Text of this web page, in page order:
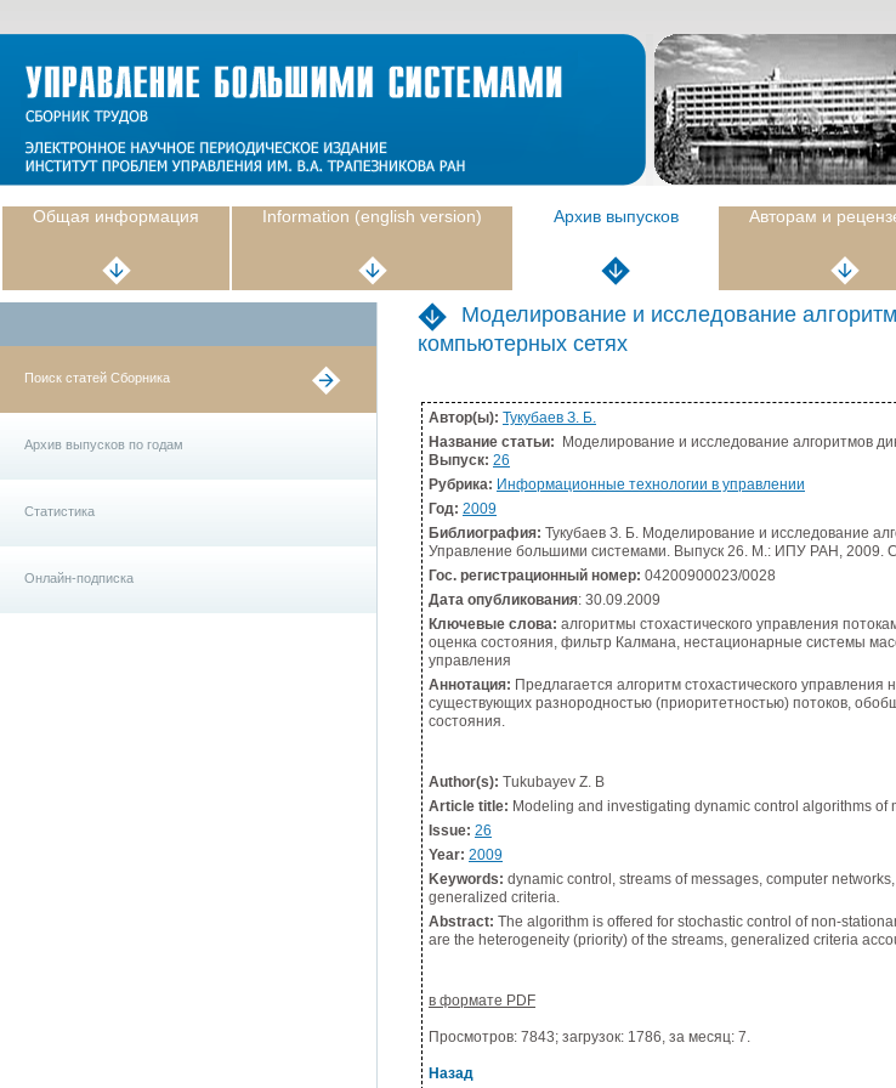
Общая информация Information (english version) Архив выпусков Авторам и
Поиск статей Сборника
Архив выпусков по годам
Статистика
Онлайн-подписка
Моделирование и исследование
компьютерных сетях
Автор(ы): Тукубаев З. Б.
Название статьи: Моделирование и исследование алгоритмов
Выпуск: 26
Рубрика: Информационные технологии в управлении
Год: 2009
Библиография: Тукубаев З. Б. Моделирование и исследование
Управление большими системами. Выпуск 26. М.: ИПУ РАН, 2009.
Гос. регистрационный номер: 04200900023/0028
Дата опубликования: 30.09.2009
Ключевые слова: алгоритмы стохастического управления
оценка сос­то­я­ния, фильтр Калмана, нестационарные системы
управления
Аннотация: Предлагается алгоритм стохастического
существующих разнородностью (приоритетностью) потоков,
состояния.
Author(s): Tukubayev Z. B
Article title: Modeling and investigating dynamic control algorithms of
Issue: 26
Year: 2009
Keywords: dynamic control, streams of messages, computer
generalized criteria.
Abstract: The algorithm is offered for stochastic control of non-
are the heterogeneity (priority) of the streams, generalized criteria
в формате PDF
Просмотров: 7843; загрузок: 1786, за месяц: 7.
Назад